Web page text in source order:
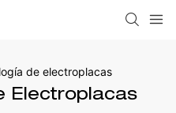
de electroplacas
Electroplacas